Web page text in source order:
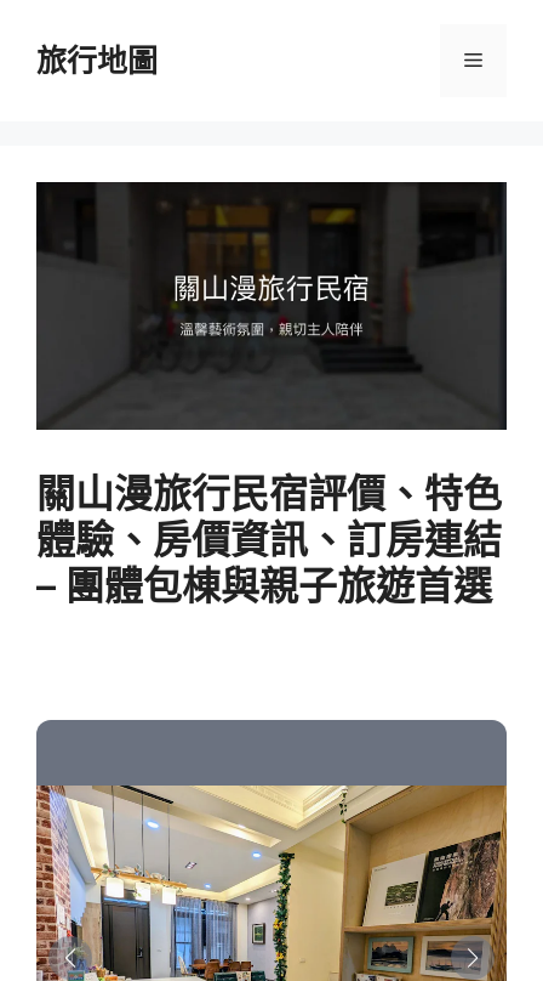
旅行地圖 選
關山漫旅行民宿評價、特色
體驗、房價資訊、訂房連結
– 團體包棟與親子旅遊首選